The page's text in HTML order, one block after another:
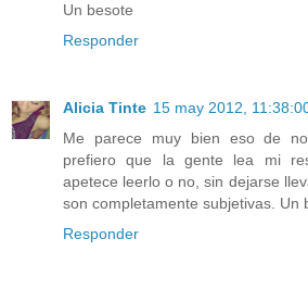
Un besote
Responder
Alicia Tinte 15 may 2012,
Me parece muy bien eso de
prefiero que la gente lea mi
apetece leerlo o no, sin dejarse
son completamente subjetivas. Un
Responder